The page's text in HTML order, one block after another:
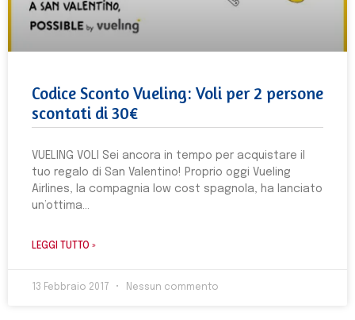
Codice Sconto Vueling: Voli per 2 persone
scontati di 30€
VUELING VOLI Sei ancora in tempo per acquistare il
tuo regalo di San Valentino! Proprio oggi Vueling
Airlines, la compagnia low cost spagnola, ha lanciato
un’ottima
LEGGI TUTTO »
13 Febbraio 2017 Nessun commento